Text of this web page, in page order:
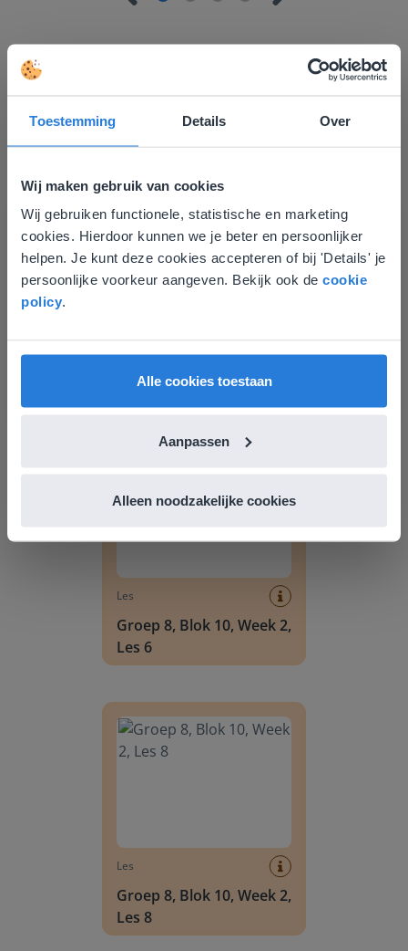
Toestemming Details Over
Wij maken gebruik van cookies
Wij gebruiken functionele, statistische en marketing
cookies. Hierdoor kunnen we je beter en persoonlijker
helpen. Je kunt deze cookies accepteren of bij 'Details' je
persoonlijke voorkeur aangeven. Bekijk ook de cookie
policy.
Alle cookies toestaan
Aanpassen
Alleen noodzakelijke cookies
Ontdek meer
Groep 8, Blok 9, Week 3, Les 11
Groep 8, Blok 9, Week 3,
Les 11
Les
Groep 8, Blok 10, Week 2,
Les 6
Les
Groep 8, Blok 10, Week 2,
Les 8
Deze website komt niet
overeen met je locatie
Gezien je locatie, denken we dat je misschien
liever naar de website voor English gaat. Hier
English
Nederland